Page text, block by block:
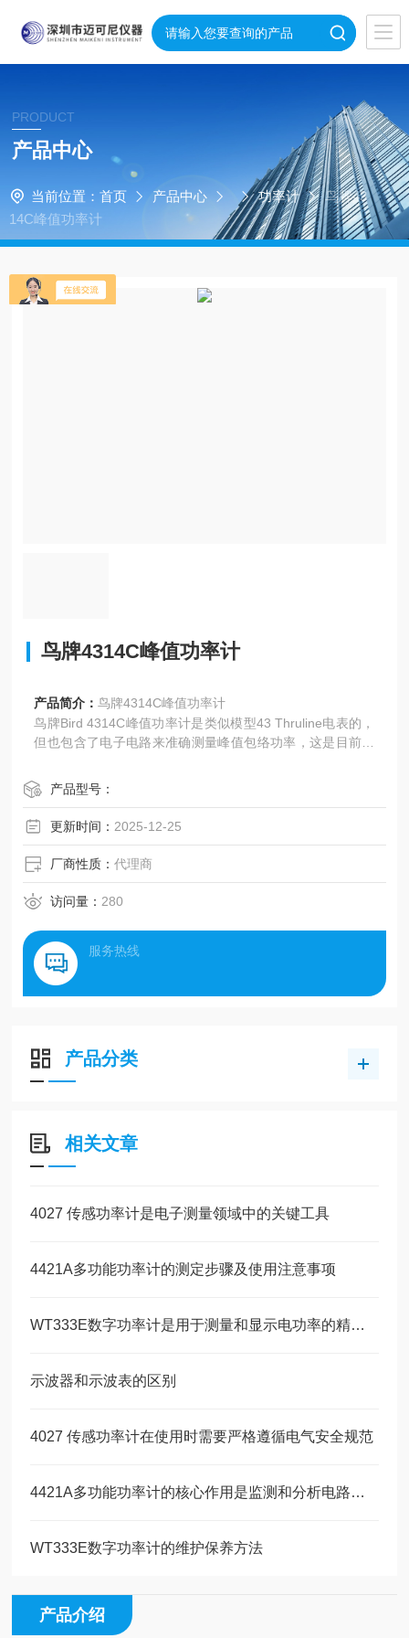
PRODUCT
产品中心
当前位置： 首页 产品中心 功率计
鸟牌43
14C峰值功率计
鸟牌4314C峰值功率计
产品简介：鸟牌4314C峰值功率计
鸟牌Bird 4314C峰值功率计是类似模型43 Thruline电表的，
但也包含了电子电路来准确测量峰值包络功率，这是目前调
产品型号：
更新时间： 2025-12-25
厂商性质：代理商
访问量： 280
服务热线
产品分类
相关文章
4027 传感功率计是电子测量领域中的关键工具
4421A多功能功率计的测定步骤及使用注意事项
WT333E数字功率计是用于测量和显示电功率的精密仪器
示波器和示波表的区别
4027 传感功率计在使用时需要严格遵循电气安全规范
4421A多功能功率计的核心作用是监测和分析电路的电参数
WT333E数字功率计的维护保养方法
产品介绍